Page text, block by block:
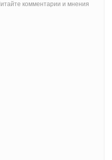
комментарии и мнения